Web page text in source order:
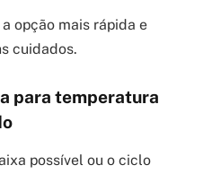
opção mais rápida e
cuidados.
para temperatura
possível ou o ciclo